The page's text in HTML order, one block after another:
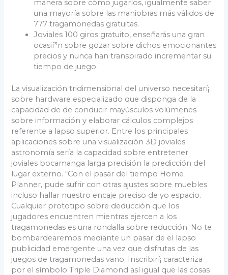
manera sobre cómo jugarlos, igualmente saber
una mayorí­a sobre las maniobras más válidos de
777 tragamonedas gratuitas.
Joviales 100 giros gratuito, enseñarás una gran
ocasií³n sobre gozar sobre dichos emocionantes
precios y nunca han transpirado incrementar su
tiempo de juego.
La visualización tridimensional del universo necesitarí¡
sobre hardware especializado que disponga de la
capacidad de de conducir mayúsculos volúmenes
sobre información y elaborar cálculos complejos
referente a lapso superior. Entre los principales
aplicaciones sobre una visualización 3D joviales
astronomía serí­a la capacidad sobre entretener
joviales bocamanga larga precisión la predicción del
lugar externo. “Con el pasar del tiempo Home
Planner, pude sufrir con otras ajustes sobre muebles
incluso hallar nuestro encaje preciso de yo espacio.
Cualquier prototipo sobre deducción que los
jugadores encuentren mientras ejercen a los
tragamonedas es una rondalla sobre reducción. No te
bombardearemos mediante un pasar de el lapso
publicidad emergente una vez que disfrutas de las
juegos de tragamonedas vano. Inscribirí¡ caracteriza
por el símbolo Triple Diamond así­ igual que las cosas